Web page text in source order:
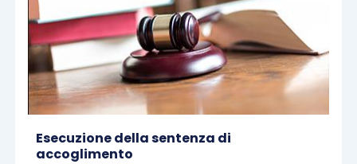
Esecuzione della sentenza di
accoglimento